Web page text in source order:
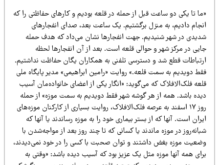
تا یکی دو ساعت قبل از حمله در قلعه بودیم و کارهای حفاظتی را که
دادیم، به منزل برگشتیم. یک ساعت بعد، صدای انفجارهای
در شهر شنیدیم. جهت انفجارها نشان می‌داد که هدف حمله
در مرکز شهر و حوالی قلعه است. بعد از آن انفجارها لحظه
قطع شد و دسترسی تلفنی به همکاران یگان حفاظت نداشتیم.
دویدیم به سمت قلعه.» روایت «رامین ابراهیمی» مدیر پایگاه ملی
فلک‌الافلاک که می‌گوید: «انگار یکی از اعضای خانواده‌مان آسیب
باشد. همه از هر گوشه شهر فقط دویدیم به سمت موزه» از حمله
روز ۱۷ اسفند به عرصه فلک‌الافلاک، روایت بسیاری از کارکنان موزه‌های
است. آنها که از بستر بیماری خود را به موزه رساندند یا آنها که
در موزه ماندند یا کسانی که تا چند روز بعد از مواجه‌شدن با
موزه بغض داشتند و توان صحبت با کسی را در خود نمی‌دیدند،
همه آنها موزه مثل یک عزیز بود که آسیب دیده باشد: «وقتی به